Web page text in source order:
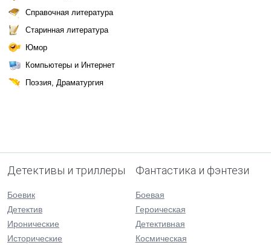
Справочная литература
Старинная литература
Юмор
Компьютеры и Интернет
Поэзия, Драматургия
Детективы и триллеры
Боевик
Детектив
Иронические
Исторические
Фантастика и фэнтези
Боевая
Героическая
Детективная
Космическая